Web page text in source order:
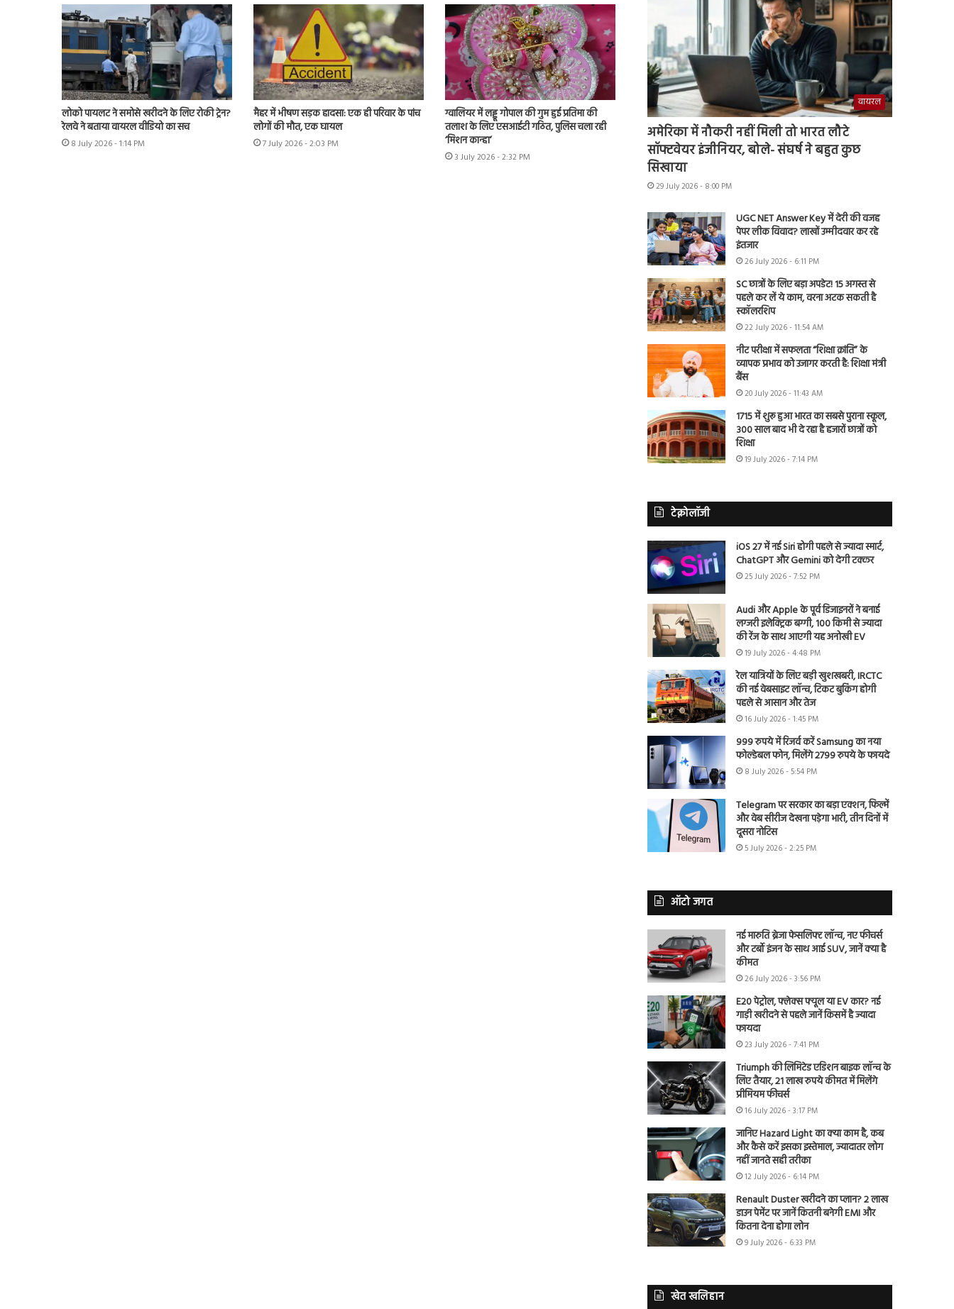
लोको पायलट ने समोसे खरीदने के लिए रोकी ट्रेन?
रेलवे ने बताया वायरल वीडियो का सच
8 July 2026 - 1:14 PM
मैहर में भीषण सड़क हादसा: एक ही परिवार के पांच
लोगों की मौत, एक घायल
7 July 2026 - 2:03 PM
ग्वालियर में लड्डू गोपाल की गुम हुई प्रतिमा की
तलाश के लिए एसआईटी गठित, पुलिस चला रही
‘मिशन कान्हा’
3 July 2026 - 2:32 PM
वायरल
अमेरिका में नौकरी नहीं मिली तो भारत लौटे
सॉफ्टवेयर इंजीनियर, बोले- संघर्ष ने बहुत कुछ
सिखाया
29 July 2026 - 8:00 PM
UGC NET Answer Key में देरी की वजह
पेपर लीक विवाद? लाखों उम्मीदवार कर रहे
इंतजार
26 July 2026 - 6:11 PM
SC छात्रों के लिए बड़ा अपडेट! 15 अगस्त से
पहले कर लें ये काम, वरना अटक सकती है
स्कॉलरशिप
22 July 2026 - 11:54 AM
नीट परीक्षा में सफलता “शिक्षा क्रांति” के
व्यापक प्रभाव को उजागर करती है: शिक्षा मंत्री
बैंस
20 July 2026 - 11:43 AM
1715 में शुरू हुआ भारत का सबसे पुराना स्कूल,
300 साल बाद भी दे रहा है हजारों छात्रों को
शिक्षा
19 July 2026 - 7:14 PM
टेक्नोलॉजी
iOS 27 में नई Siri होगी पहले से ज्यादा स्मार्ट,
ChatGPT और Gemini को देगी टक्कर
25 July 2026 - 7:52 PM
Audi और Apple के पूर्व डिजाइनरों ने बनाई
लग्जरी इलेक्ट्रिक बग्गी, 100 किमी से ज्यादा
की रेंज के साथ आएगी यह अनोखी EV
19 July 2026 - 4:48 PM
रेल यात्रियों के लिए बड़ी खुशखबरी, IRCTC
की नई वेबसाइट लॉन्च, टिकट बुकिंग होगी
पहले से आसान और तेज
16 July 2026 - 1:45 PM
999 रुपये में रिजर्व करें Samsung का नया
फोल्डेबल फोन, मिलेंगे 2799 रुपये के फायदे
8 July 2026 - 5:54 PM
Telegram पर सरकार का बड़ा एक्शन, फिल्में
और वेब सीरीज देखना पड़ेगा भारी, तीन दिनों में
दूसरा नोटिस
5 July 2026 - 2:25 PM
ऑटो जगत
नई मारुति ब्रेजा फेसलिफ्ट लॉन्च, नए फीचर्स
और टर्बो इंजन के साथ आई SUV, जानें क्या है
कीमत
26 July 2026 - 3:56 PM
E20 पेट्रोल, फ्लेक्स फ्यूल या EV कार? नई
गाड़ी खरीदने से पहले जानें किसमें है ज्यादा
फायदा
23 July 2026 - 7:41 PM
Triumph की लिमिटेड एडिशन बाइक लॉन्च के
लिए तैयार, 21 लाख रुपये कीमत में मिलेंगे
प्रीमियम फीचर्स
16 July 2026 - 3:17 PM
जानिए Hazard Light का क्या काम है, कब
और कैसे करें इसका इस्तेमाल, ज्यादातर लोग
नहीं जानते सही तरीका
12 July 2026 - 6:14 PM
Renault Duster खरीदने का प्लान? 2 लाख
डाउन पेमेंट पर जानें कितनी बनेगी EMI और
कितना देना होगा लोन
9 July 2026 - 6:33 PM
खेत खलिहान